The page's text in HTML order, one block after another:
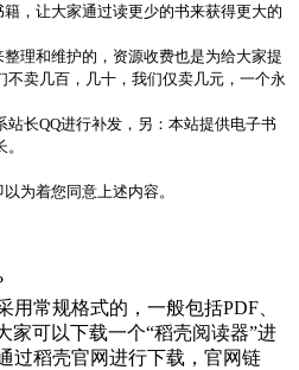
，让大家通过读更少的书来获得更大的
理和维护的，资源收费也是为给大家提
卖几百，几十，我们仅卖几元，一个永
长QQ进行补发，另：本站提供电子书
为着您同意上述内容。
用常规格式的，一般包括PDF、
家可以下载一个“稻壳阅读器”进
过稻壳官网进行下载，官网链